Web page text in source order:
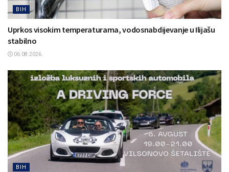
BIH
Uprkos visokim temperaturama, vodosnabdijevanje u Ilijašu
stabilno
06.08.2026.
BIH